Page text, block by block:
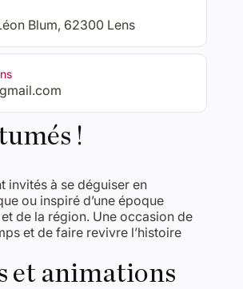
Blum, 62300 Lens
!
invités à se déguiser en
ou inspiré d’une époque
de la région. Une occasion de
et de faire revivre l’histoire
et animations